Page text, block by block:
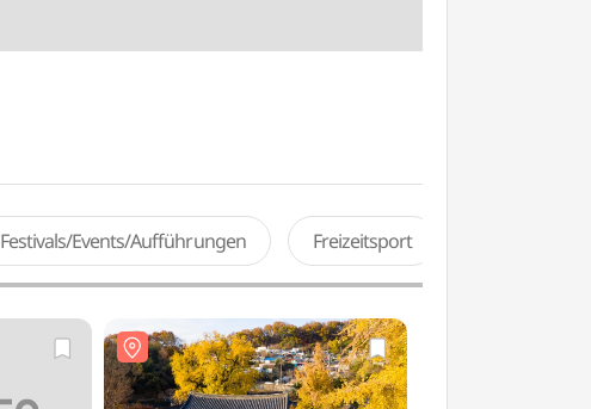
Festivals/Events/Aufführungen Freizeitsport